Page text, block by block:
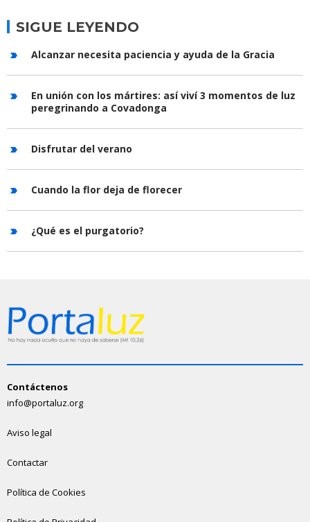
SIGUE LEYENDO
Alcanzar necesita paciencia y ayuda de la Gracia
En unión con los mártires: así viví 3 momentos de luz
peregrinando a Covadonga
Disfrutar del verano
Cuando la flor deja de florecer
¿Qué es el purgatorio?
Contáctenos
info@portaluz.org
Aviso legal
Contactar
Política de Cookies